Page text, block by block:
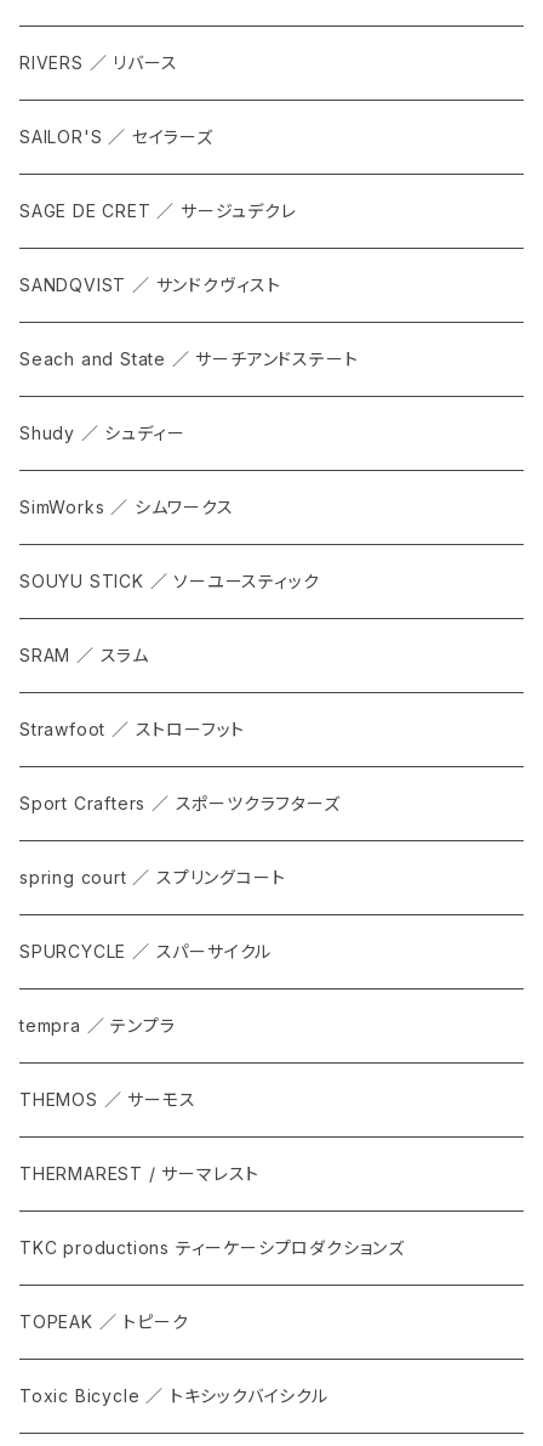
RIVERS ／ リバース
SAILOR'S ／ セイラーズ
SAGE DE CRET ／ サージュデクレ
SANDQVIST ／ サンドクヴィスト
Seach and State ／ サーチアンドステート
Shudy ／ シュディー
SimWorks ／ シムワークス
SOUYU STICK ／ ソーユースティック
SRAM ／ スラム
Strawfoot ／ ストローフット
Sport Crafters ／ スポーツクラフターズ
spring court ／ スプリングコート
SPURCYCLE ／ スパーサイクル
tempra ／ テンプラ
THEMOS ／ サーモス
THERMAREST / サーマレスト
TKC productions ティーケーシプロダクションズ
TOPEAK ／ トピーク
Toxic Bicycle ／ トキシックバイシクル